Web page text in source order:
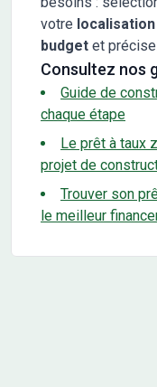
votre localisation
budget et
Consultez nos
Guide de
chaque étape
Le prêt à taux
projet de
Trouver son
le meilleur